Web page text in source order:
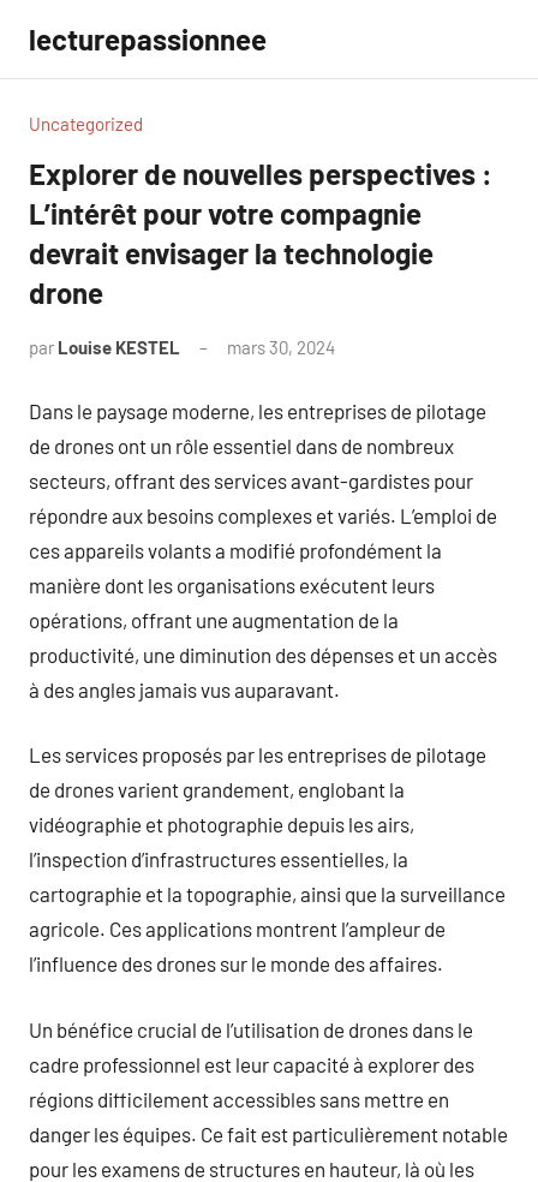
contenu
lecturepassionnee
Uncategorized
Explorer de nouvelles perspectives :
L’intérêt pour votre compagnie
devrait envisager la technologie
drone
par Louise KESTEL mars 30, 2024
Dans le paysage moderne, les entreprises de pilotage
de drones ont un rôle essentiel dans de nombreux
secteurs, offrant des services avant-gardistes pour
répondre aux besoins complexes et variés. L’emploi de
ces appareils volants a modifié profondément la
manière dont les organisations exécutent leurs
opérations, offrant une augmentation de la
productivité, une diminution des dépenses et un accès
à des angles jamais vus auparavant.
Les services proposés par les entreprises de pilotage
de drones varient grandement, englobant la
vidéographie et photographie depuis les airs,
l’inspection d’infrastructures essentielles, la
cartographie et la topographie, ainsi que la surveillance
agricole. Ces applications montrent l’ampleur de
l’influence des drones sur le monde des affaires.
Un bénéfice crucial de l’utilisation de drones dans le
cadre professionnel est leur capacité à explorer des
régions difficilement accessibles sans mettre en
danger les équipes. Ce fait est particulièrement notable
pour les examens de structures en hauteur, là où les